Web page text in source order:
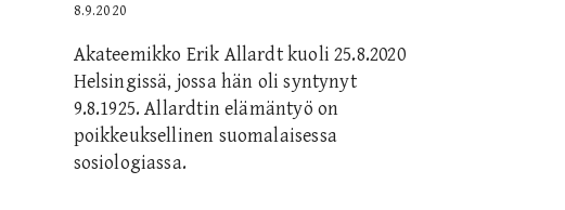
8.9.2020
Akateemikko Erik Allardt kuoli 25.8.2020
Helsingissä, jossa hän oli syntynyt
9.8.1925. Allardtin elämäntyö on
poikkeuksellinen suomalaisessa
sosiologiassa.